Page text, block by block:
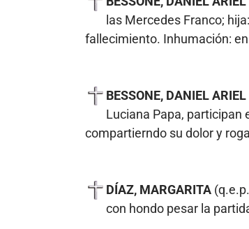
las Mercedes Franco;
fallecimiento. Inhumación:
BESSONE, DANIEL ARIEL
Luciana Papa,
compartierndo su dolor y
DÍAZ, MARGARITA
con hondo pesar la